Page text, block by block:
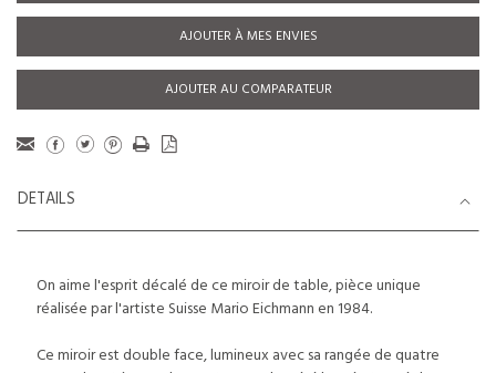
AJOUTER À MES ENVIES
AJOUTER AU COMPARATEUR
DETAILS
On aime l'esprit décalé de ce miroir de table, pièce unique
réalisée par l'artiste Suisse Mario Eichmann en 1984.
Ce miroir est double face, lumineux avec sa rangée de quatre